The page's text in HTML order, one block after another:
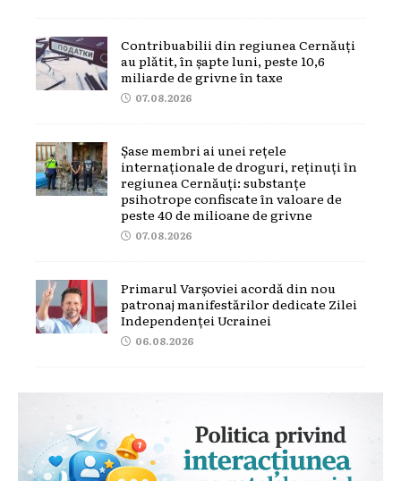
Contribuabilii din regiunea Cernăuți
au plătit, în șapte luni, peste 10,6
miliarde de grivne în taxe
07.08.2026
Șase membri ai unei rețele
internaționale de droguri, reținuți în
regiunea Cernăuți: substanțe
psihotrope confiscate în valoare de
peste 40 de milioane de grivne
07.08.2026
Primarul Varșoviei acordă din nou
patronaj manifestărilor dedicate Zilei
Independenței Ucrainei
06.08.2026